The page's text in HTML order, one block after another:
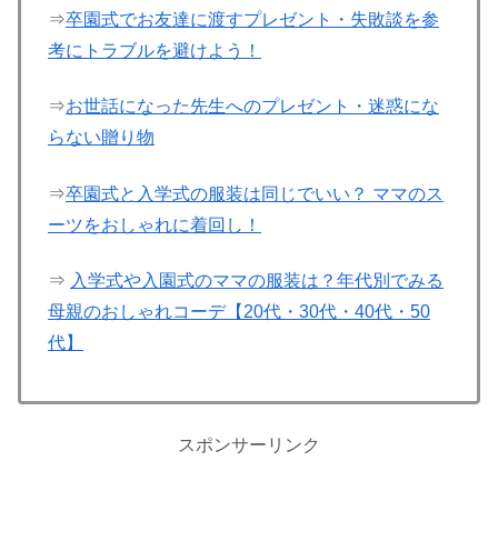
⇒卒園式でお友達に渡すプレゼント・失敗談を参
考にトラブルを避けよう！
⇒お世話になった先生へのプレゼント・迷惑にな
らない贈り物
⇒卒園式と入学式の服装は同じでいい？ ママのス
ーツをおしゃれに着回し！
⇒ 入学式や入園式のママの服装は？年代別でみる
母親のおしゃれコーデ【20代・30代・40代・50
代】
スポンサーリンク